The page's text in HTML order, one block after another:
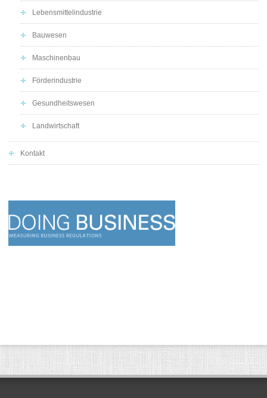
Lebensmittelindustrie
Bauwesen
Maschinenbau
Förderindustrie
Gesundheitswesen
Landwirtschaft
Kontakt